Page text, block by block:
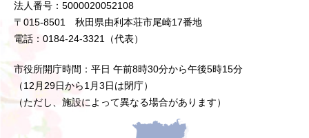
法人番号：5000020052108
〒015-8501 秋田県由利本荘市尾崎17番地
電話：0184-24-3321（代表）
市役所開庁時間：平日 午前8時30分から午後5時15分
（12月29日から1月3日は閉庁）
（ただし、施設によって異なる場合があります）